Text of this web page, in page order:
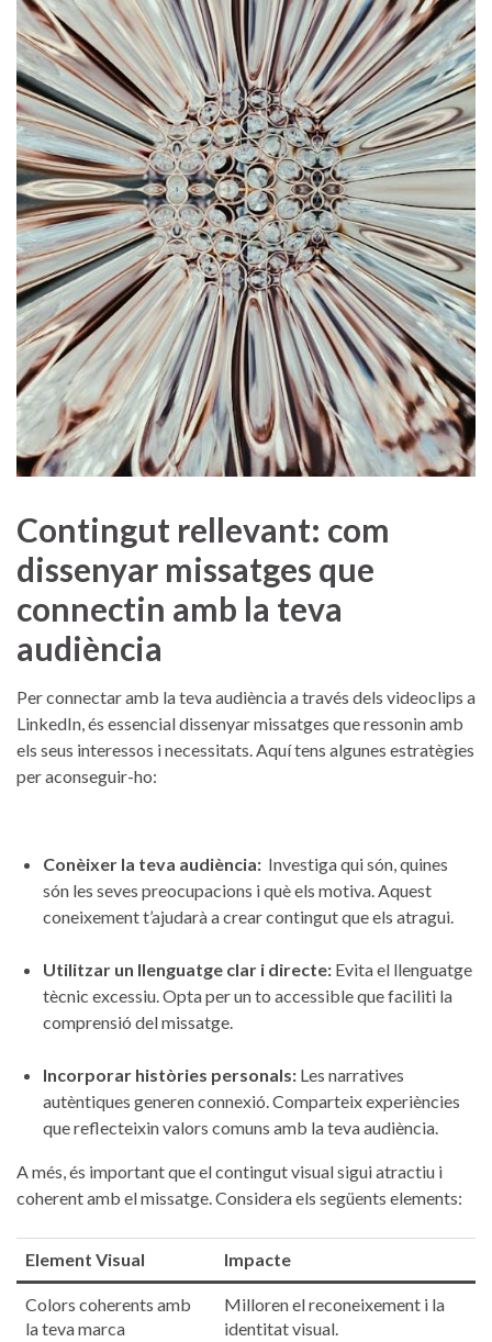
Contingut rellevant: com
dissenyar missatges que
⁣connectin amb la teva
audiència
Per connectar amb la teva audiència a través⁣ dels videoclips​ a
LinkedIn, és essencial dissenyar missatges que ⁤ressonin amb
els seus interessos i necessitats. Aquí tens algunes estratègies
per aconseguir-ho:
Conèixer la teva audiència: ‍ Investiga qui ⁢són, quines
són les⁤ seves preocupacions i què els motiva. ​Aquest
coneixement ⁢t’ajudarà a crear contingut que els atragui.
Utilitzar⁢ un llenguatge clar i directe: Evita el⁣ llenguatge
tècnic excessiu. Opta per⁤ un to accessible que ‌faciliti la
comprensió‍ del missatge.
Incorporar⁤ històries personals: Les narratives
autèntiques generen connexió. Comparteix experiències
que reflecteixin valors comuns amb‍ la teva audiència.
A més, és important ⁣que el contingut visual sigui atractiu i
coherent amb el missatge. Considera els següents elements:
Element Visual Impacte
Colors coherents amb
la teva ⁤marca
Milloren el ⁤reconeixement i la
identitat visual.